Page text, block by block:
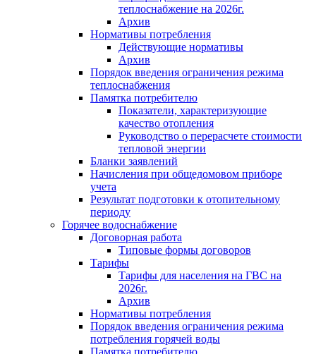
теплоснабжение на 2026г.
Архив
Нормативы потребления
Действующие нормативы
Архив
Порядок введения ограничения режима
теплоснабжения
Памятка потребителю
Показатели, характеризующие
качество отопления
Руководство о перерасчете стоимости
тепловой энергии
Бланки заявлений
Начисления при общедомовом приборе
учета
Результат подготовки к отопительному
периоду
Горячее водоснабжение
Договорная работа
Типовые формы договоров
Тарифы
Тарифы для населения на ГВС на
2026г.
Архив
Нормативы потребления
Порядок введения ограничения режима
потребления горячей воды